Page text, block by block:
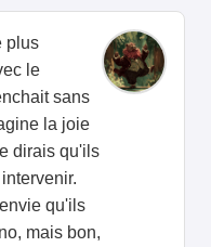
plus
le
sans
la joie
dirais qu'ils
qu'ils
mais bon,